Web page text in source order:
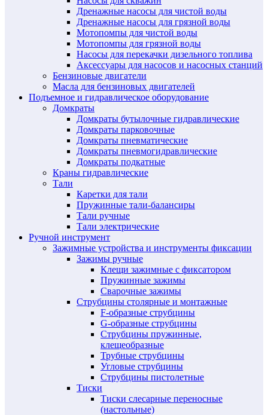
Дренажные насосы для чистой воды
Дренажные насосы для грязной воды
Мотопомпы для чистой воды
Мотопомпы для грязной воды
Насосы для перекачки дизельного топлива
Аксессуары для насосов и насосных станций
Бензиновые двигатели
Масла для бензиновых двигателей
Подъемное и гидравлическое оборудование
Домкраты
Домкраты бутылочные гидравлические
Домкраты парковочные
Домкраты пневматические
Домкраты пневмогидравлические
Домкраты подкатные
Краны гидравлические
Тали
Каретки для тали
Пружинные тали-балансиры
Тали ручные
Тали электрические
Ручной инструмент
Зажимные устройства и инструменты фиксации
Зажимы ручные
Клещи зажимные с фиксатором
Пружинные зажимы
Сварочные зажимы
Струбцины столярные и монтажные
F-образные струбцины
G-образные струбцины
Струбцины пружинные,
клещеобразные
Трубные струбцины
Угловые струбцины
Струбцины пистолетные
Тиски
Тиски слесарные переносные
(настольные)